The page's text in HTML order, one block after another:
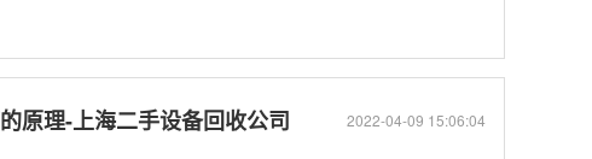
2022-04-09 15:06:04
原理-上海二手设备回收公司